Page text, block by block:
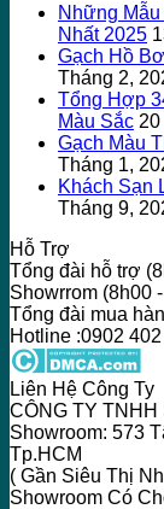
Những
Nhất 2025
Gạch Hồ
Tháng 2,
Tổng Hợp
Màu Sắc
Gạch Màu
Tháng 1,
Khách Sạn
Tháng 9,
Hỗ Trợ
Tổng đài hỗ trợ
Showrrom (8h00
Tổng đài mua
Hotline :0902
Liên Hệ Công Ty
CÔNG TY TNHH
Showroom: 573
Tp.HCM
( Gần Siêu Thị
Showroom Có